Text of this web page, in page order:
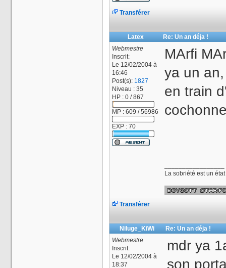
Transférer
Latex
Re: Un an déja !
Webmestre
Inscrit:
Le 12/02/2004 à
16:46
Post(s): 1827
Niveau : 35
HP : 0 / 867
MP : 609 / 56986
EXP : 70
MArfi
ya un
en train
La sobriété est un
Transférer
Niluge_KiWi
Re: Un an déja !
Webmestre
Inscrit:
Le 12/02/2004 à
18:37
mdr ya
son